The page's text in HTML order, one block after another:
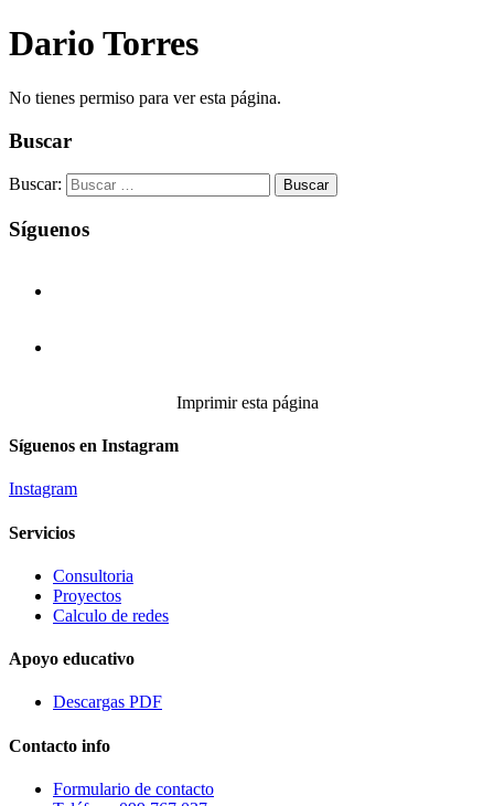
Dario Torres
No tienes permiso para ver esta página.
Buscar
Buscar:
Síguenos
Imprimir esta página
Síguenos en Instagram
Instagram
Servicios
Consultoria
Proyectos
Calculo de redes
Apoyo educativo
Descargas PDF
Contacto info
Formulario de contacto